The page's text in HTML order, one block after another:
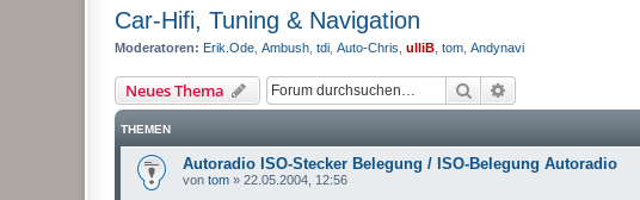
Car-Hifi, Tuning & Navigation
Moderatoren: Erik.Ode Ambush tdi Auto-Chris ulliB tom Andynavi
Neues Thema Suche
THEMEN
Autoradio ISO-Stecker Belegung / ISO-Belegung Autoradio
von tom » 22.05.2004, 12:56